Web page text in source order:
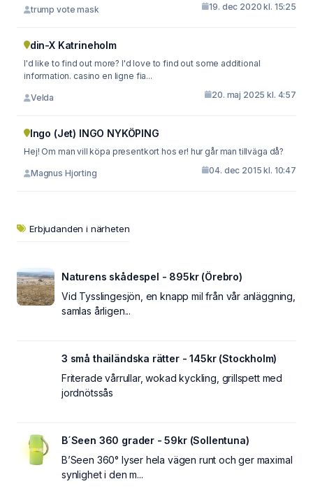
trump vote mask 19. dec 2020 kl. 15:25
din-X Katrineholm
I'd like to find out more? I'd love to find out some additional
information. casino en ligne fia...
Velda 20. maj 2025 kl. 4:57
Ingo (Jet) INGO NYKÖPING
Hej! Om man vill köpa presentkort hos er! hur går man tillväga då?
Magnus Hjorting 04. dec 2015 kl. 10:47
Erbjudanden i närheten
Naturens skådespel - 895kr (Örebro)
Vid Tysslingesjön, en knapp mil från vår anläggning,
samlas årligen...
3 små thailändska rätter - 145kr (Stockholm)
Friterade vårrullar, wokad kyckling, grillspett med
jordnötssås
B´Seen 360 grader - 59kr (Sollentuna)
B’Seen 360° lyser hela vägen runt och ger maximal
synlighet i den m...